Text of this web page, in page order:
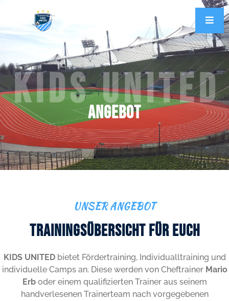
Kids United
ANGEBOT
UNSER ANGEBOT
Trainingsübersicht für euch
KIDS UNITEDbietet Fördertraining, Individualltraining und
individuelle Camps an. Diese werden von Cheftrainer Mario
Erboder einem qualifizierten Trainer aus seinem
handverlesenen Trainerteam nach vorgegebenen